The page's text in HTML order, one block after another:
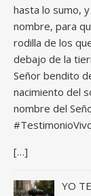
hasta lo sumo,
nombre, para
rodilla de los
debajo de la
Señor bendito
nacimiento del
nombre del
[…]
YO